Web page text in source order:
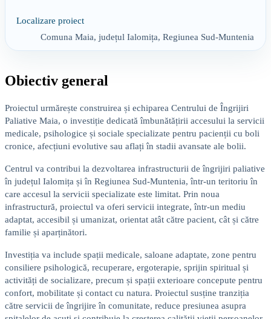
Localizare proiect
Comuna Maia, județul Ialomița, Regiunea Sud-Muntenia
Obiectiv general
Proiectul urmărește construirea și echiparea Centrului de Îngrijiri
Paliative Maia, o investiție dedicată îmbunătățirii accesului la servicii
medicale, psihologice și sociale specializate pentru pacienții cu boli
cronice, afecțiuni evolutive sau aflați în stadii avansate ale bolii.
Centrul va contribui la dezvoltarea infrastructurii de îngrijiri paliative
în județul Ialomița și în Regiunea Sud-Muntenia, într-un teritoriu în
care accesul la servicii specializate este limitat. Prin noua
infrastructură, proiectul va oferi servicii integrate, într-un mediu
adaptat, accesibil și umanizat, orientat atât către pacient, cât și către
familie și aparținători.
Investiția va include spații medicale, saloane adaptate, zone pentru
consiliere psihologică, recuperare, ergoterapie, sprijin spiritual și
activități de socializare, precum și spații exterioare concepute pentru
confort, mobilitate și contact cu natura. Proiectul susține tranziția
către servicii de îngrijire în comunitate, reduce presiunea asupra